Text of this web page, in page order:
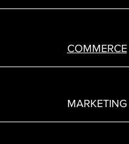
COMMERCE
MARKETING